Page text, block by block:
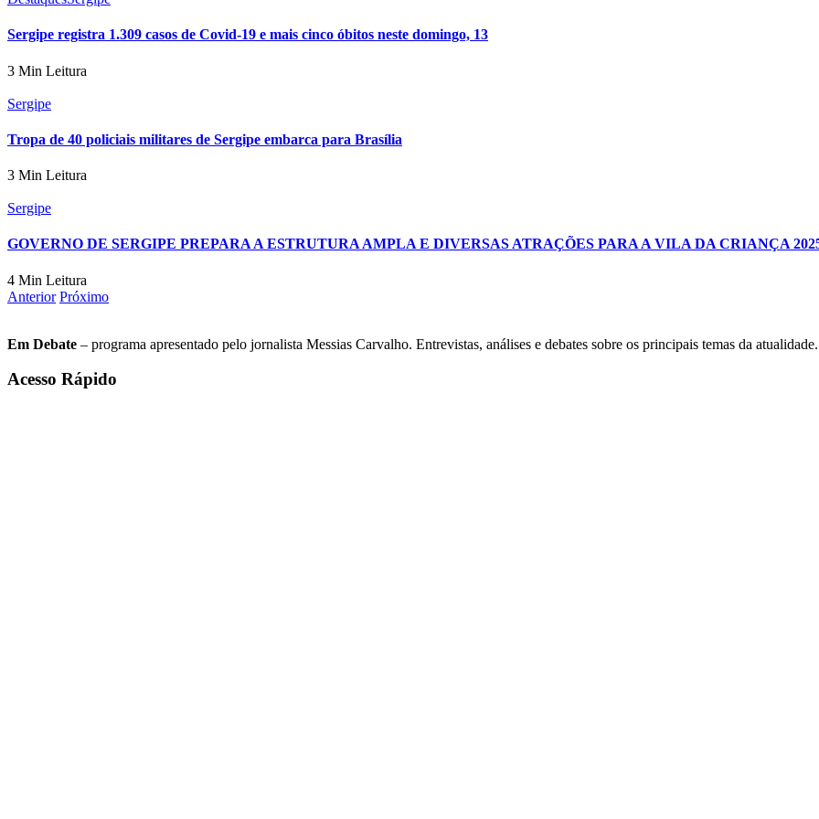
Sergipe registra 1.309 casos de Covid-19 e mais cinco óbitos neste domingo, 13
3 Min Leitura
Sergipe
Tropa de 40 policiais militares de Sergipe embarca para Brasília
3 Min Leitura
Sergipe
GOVERNO DE SERGIPE PREPARA A ESTRUTURA AMPLA E DIVERSAS ATRAÇÕES PARA A VILA DA CRIANÇA
4 Min Leitura
Anterior Próximo
Em Debate – programa apresentado pelo jornalista Messias Carvalho. Entrevistas, análises e debates sobre os principais temas da atualidade.
Acesso Rápido